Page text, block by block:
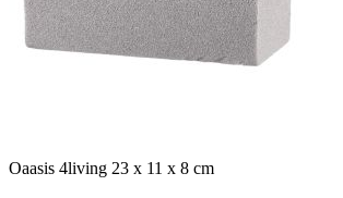
Oaasis 4living 23 x 11 x 8 cm